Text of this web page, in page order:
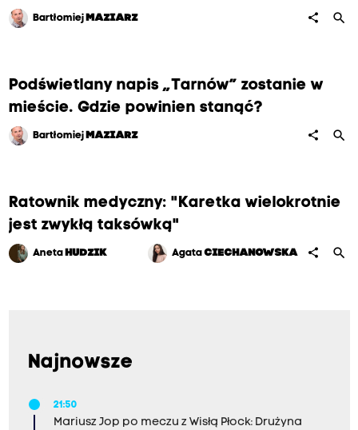
Bartłomiej MAZIARZ share search
Podświetlany napis „Tarnów” zostanie w
mieście. Gdzie powinien stanąć?
Bartłomiej MAZIARZ share search
Ratownik medyczny: "Karetka wielokrotnie
jest zwykłą taksówką"
Aneta HUDZIK AgataCIECHANOWSKA share search
Najnowsze
21:50
Mariusz Jop po meczu z Wisłą Płock: Drużyna